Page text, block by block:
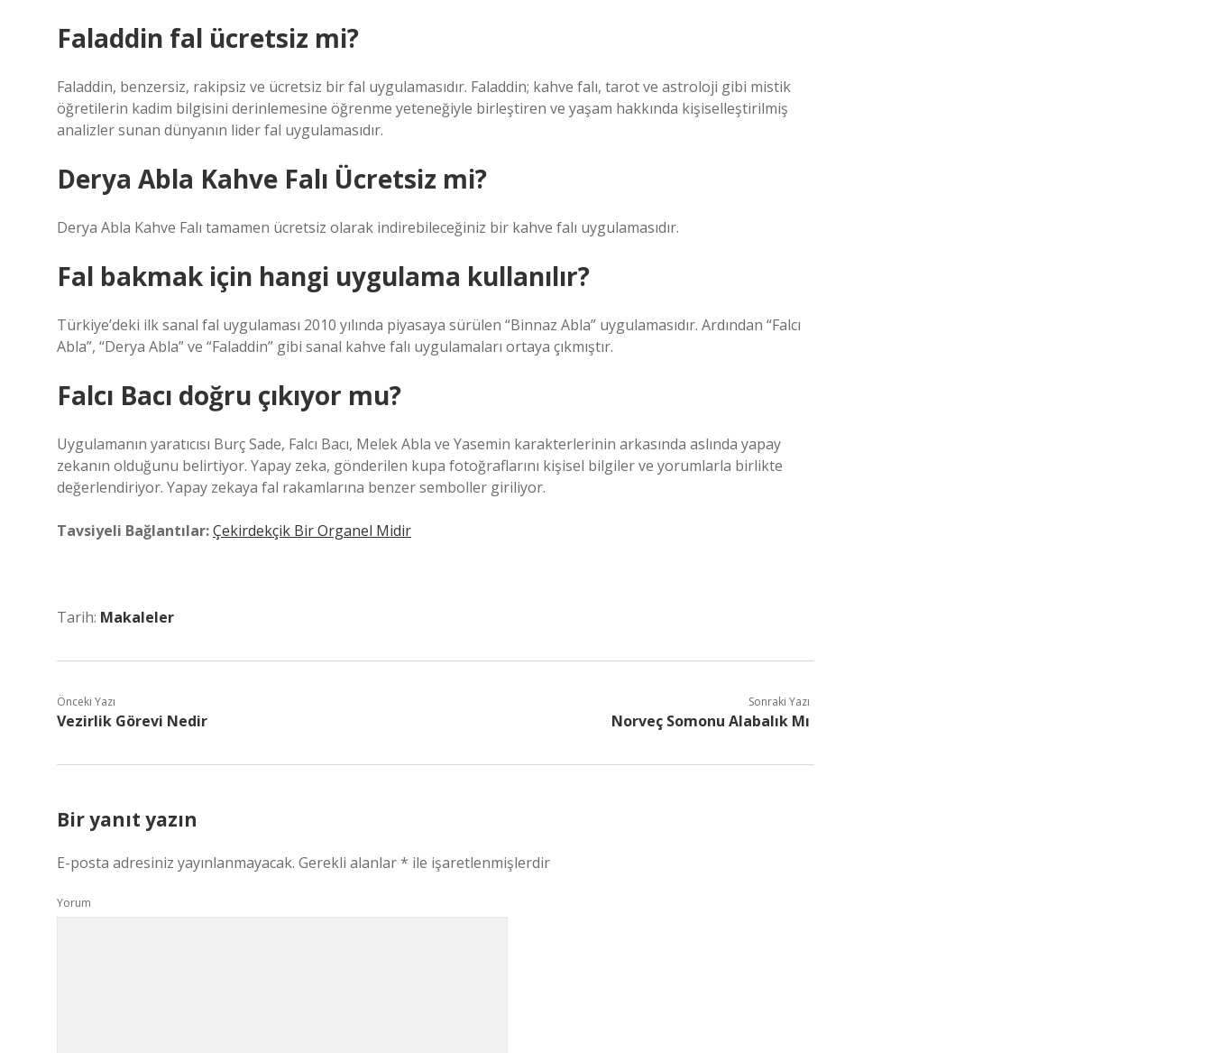
Faladdin fal ücretsiz mi?
Faladdin, benzersiz, rakipsiz ve ücretsiz bir fal uygulamasıdır. Faladdin; kahve falı, tarot ve astroloji gibi mistik
öğretilerin kadim bilgisini derinlemesine öğrenme yeteneğiyle birleştiren ve yaşam hakkında kişiselleştirilmiş
analizler sunan dünyanın lider fal uygulamasıdır.
Derya Abla Kahve Falı Ücretsiz mi?
Derya Abla Kahve Falı tamamen ücretsiz olarak indirebileceğiniz bir kahve falı uygulamasıdır.
Fal bakmak için hangi uygulama kullanılır?
Türkiye’deki ilk sanal fal uygulaması 2010 yılında piyasaya sürülen “Binnaz Abla” uygulamasıdır. Ardından “Falcı
Abla”, “Derya Abla” ve “Faladdin” gibi sanal kahve falı uygulamaları ortaya çıkmıştır.
Falcı Bacı doğru çıkıyor mu?
Uygulamanın yaratıcısı Burç Sade, Falcı Bacı, Melek Abla ve Yasemin karakterlerinin arkasında aslında yapay
zekanın olduğunu belirtiyor. Yapay zeka, gönderilen kupa fotoğraflarını kişisel bilgiler ve yorumlarla birlikte
değerlendiriyor. Yapay zekaya fal rakamlarına benzer semboller giriliyor.
Tavsiyeli Bağlantılar:Çekirdekçik Bir Organel Midir
Tarih: Makaleler
Önceki Yazı
Vezirlik Görevi Nedir
Sonraki Yazı
Norveç Somonu Alabalık Mı
Bir yanıt yazın
E-posta adresiniz yayınlanmayacak. Gerekli alanlar* ile işaretlenmişlerdir
Yorum